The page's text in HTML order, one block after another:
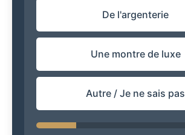
De l'argenterie
Une montre de luxe
Autre / Je ne sais pas